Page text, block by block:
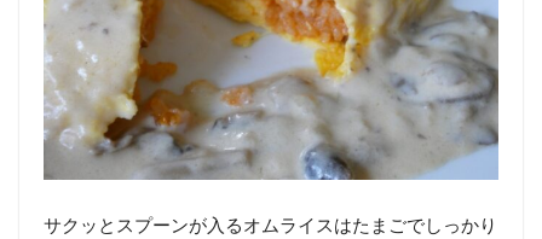
サクッとスプーンが入るオムライスはたまごでしっかり